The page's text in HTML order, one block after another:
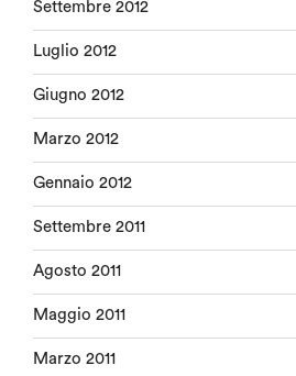
Settembre 2012
Luglio 2012
Giugno 2012
Marzo 2012
Gennaio 2012
Settembre 2011
Agosto 2011
Maggio 2011
Marzo 2011